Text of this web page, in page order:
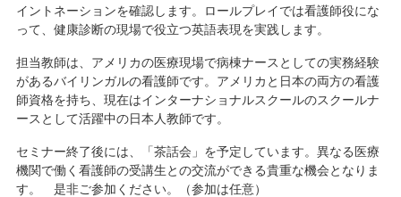
イントネーションを確認します。ロールプレイでは看護師役にな
って、健康診断の現場で役立つ英語表現を実践します。
担当教師は、アメリカの医療現場で病棟ナースとしての実務経験
があるバイリンガルの看護師です。アメリカと日本の両方の看護
師資格を持ち、現在はインターナショナルスクールのスクールナ
ースとして活躍中の日本人教師です。
セミナー終了後には、「茶話会」を予定しています。異なる医療
機関で働く看護師の受講生との交流ができる貴重な機会となりま
す。 是非ご参加ください。（参加は任意）